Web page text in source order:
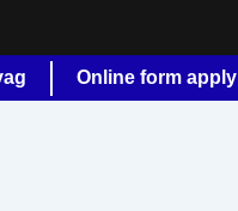
Online form apply